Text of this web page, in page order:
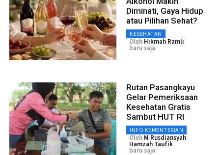
Diminati, Gaya Hidup
atau Pilihan Sehat?
KESEHATAN
Oleh Hikmah Ramli
baru saja
Rutan Pasangkayu
Gelar Pemeriksaan
Kesehatan Gratis
Sambut HUT RI
INFO KEMENTERIAN
Oleh M Rusdiansyah
Hamzah Taufik
baru saja